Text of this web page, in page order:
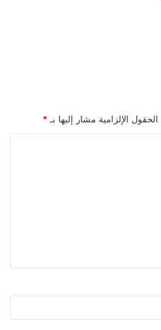
الحقول الإلزامية مشار إليها بـ *